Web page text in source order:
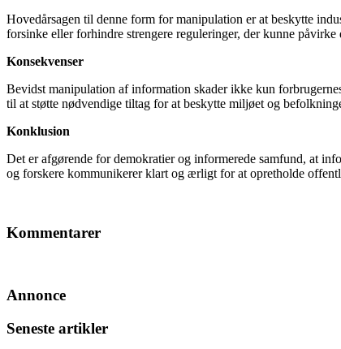
Hovedårsagen til denne form for manipulation er at beskytte
forsinke eller forhindre strengere reguleringer, der kunne påvirke
Konsekvenser
Bevidst manipulation af information skader ikke kun
til at støtte nødvendige tiltag for at beskytte miljøet og
Konklusion
Det er afgørende for demokratier og informerede samfund, at
og forskere kommunikerer klart og ærligt for at opretholde
Kommentarer
Annonce
Seneste artikler